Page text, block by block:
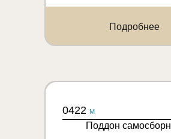
Подробнее
0422 M
Поддон